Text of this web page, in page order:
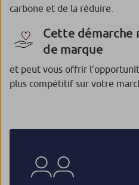
carbone et de la réduire.
Cette démarche
de marque
et peut vous offrir
plus compétitif sur votre